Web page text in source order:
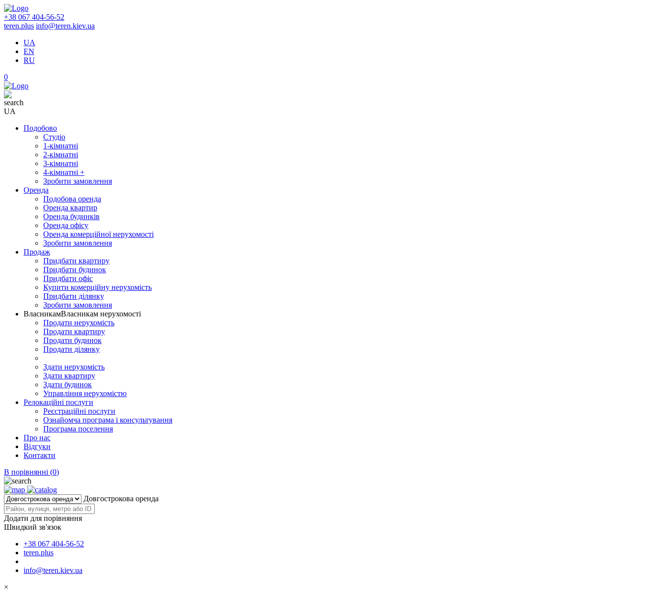
+38 067 404-56-52
teren.plus info@teren.kiev.ua
UA
EN
RU
0
UA
Подобово
Студіо
1-кімнатні
2-кімнатні
3-кімнатні
4-кімнатні +
Зробити замовлення
Оренда
Подобова оренда
Оренда квартир
Оренда будинків
Оренда офісу
Оренда комерційної нерухомості
Зробити замовлення
Продаж
Придбати квартиру
Придбати будинок
Придбати офіс
Купити комерційну нерухомість
Придбати ділянку
Зробити замовлення
ВласникамВласникам нерухомості
Продати нерухомість
Продати квартиру
Продати будинок
Продати ділянку
Здати нерухомість
Здати квартиру
Здати будинок
Управління нерухомістю
Релокаційні послуги
Реєстраційні послуги
Ознайомча програма і консультування
Програма поселення
Про нас
Відгуки
Контакти
В порівнянні (0)
Довгострокова оренда
Додати для порівняння
Швидкий зв'язок
+38 067 404-56-52
teren.plus
info@teren.kiev.ua
×